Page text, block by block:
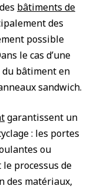
bâtiments de
des
possible
le cas d’une
bâtiment en
sandwich.
garantissent un
: les portes
ou
processus de
des matériaux,